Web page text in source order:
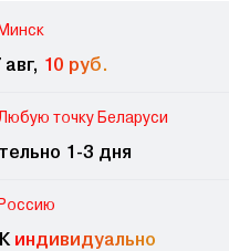
Минск
10 руб.
точку Беларуси
1-3 дня
Россию
индивидуально